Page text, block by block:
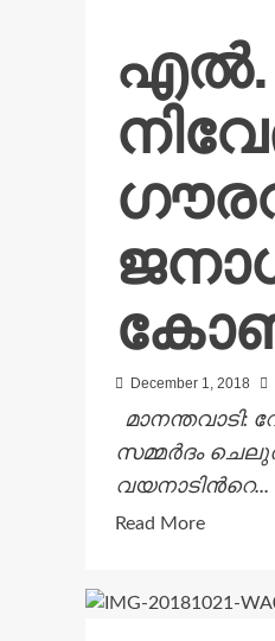
വിളംബര
നടത്തി.
എൽ.
December 1, 2018
സമ്മർദം
വയനാടിന്‍റെ...
Read MoreRead
എൽ.